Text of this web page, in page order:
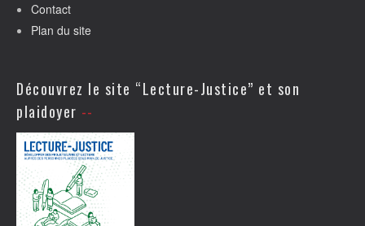
Contact
Plan du site
Découvrez le site “Lecture-Justice” et son
plaidoyer